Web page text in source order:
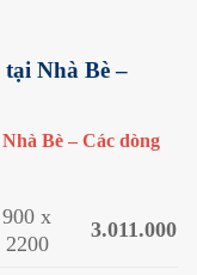
Nhà Bè –
Bè – Các dòng
900 x
2200
3.011.000